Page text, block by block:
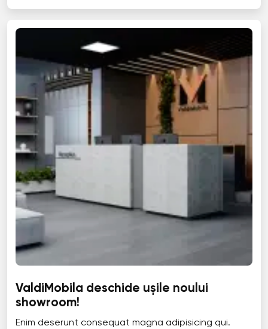
ValdiMobila deschide ușile noului
showroom!
Enim deserunt consequat magna adipisicing qui.